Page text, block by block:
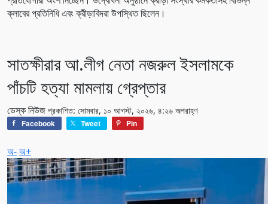
ক্লাবের প্রতিনিধি এবং ক্রীড়াবিদরা উপস্থিত ছিলেন।
সাতক্ষীরার আ.লীগ নেতা নজরুল ইসলামকে
পাঁচটি হত্যা মামলায় গ্রেপ্তার
ডেস্ক নিউজ প্রকাশিত: সোমবার, ১০ আগস্ট, ২০২৬, ৪:২৬ অপরাহ্ণ
Facebook Tweet Pin
অ-অ+